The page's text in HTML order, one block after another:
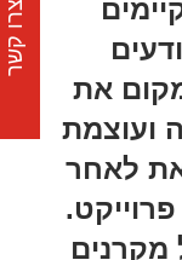
את
ועוצמת
לאחר
מקרנים
צרו קשר